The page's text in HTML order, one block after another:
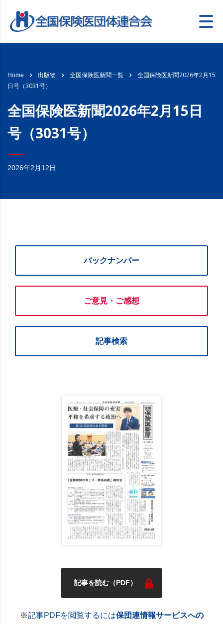
Home 出版物 全国保険医新聞一覧
全国保険医新聞2026年2月15
日号（3031号）
全国保険医新聞2026年2月15日
号（3031号）
2026年2月12日
バックナンバー
ご意見・ご感想
記事検索
記事を読む（PDF）
※記事PDFを閲覧するには保団連情報サービスへの